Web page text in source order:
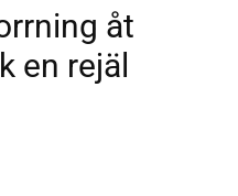
åt
en rejäl